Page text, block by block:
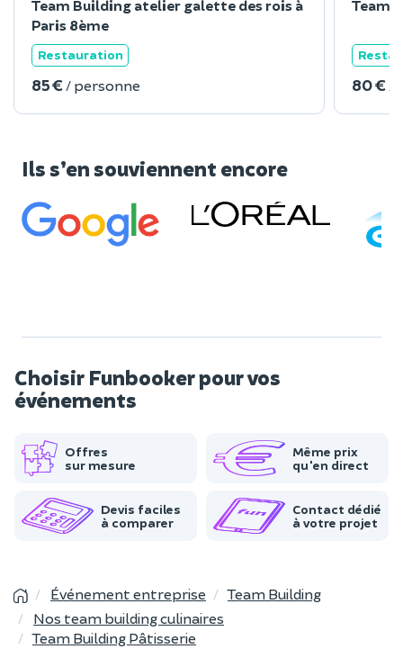
Team Building atelier galette des rois à
Paris 8ème
Restauration
85 € / personne
Team
80 €
Ils s’en souviennent encore
Choisir Funbooker pour vos
événements
Offres
sur mesure
Même prix
qu'en direct
Devis faciles
à comparer
Contact dédié
à votre projet
Événement entreprise
Team Building
Nos team building culinaires
Team Building Pâtisserie